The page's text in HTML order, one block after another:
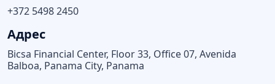
+372 5498 2450
Адрес
Bicsa Financial Center, Floor 33, Office 07, Avenida
Balboa, Panama City, Panama